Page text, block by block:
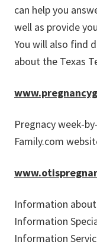
can help you
well as provide
You will also find
about the Texas
Pregnacy week-
Family.com
Information
Information
Information